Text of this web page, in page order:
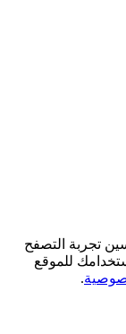
تجربة التصفح
للموقع
.